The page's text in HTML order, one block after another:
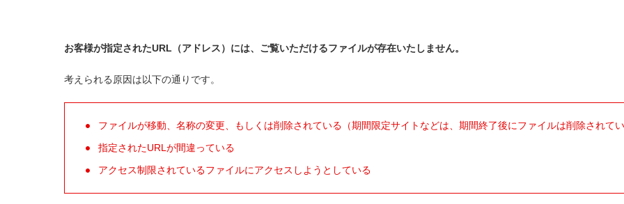
お客様が指定されたURL（アドレス）には、ご覧いただけるファイルが存在いたしません。
考えられる原因は以下の通りです。
ファイルが移動、名称の変更、もしくは削除されている（期間限定サイトなどは、期間終了後にファイルは削除されて
指定されたURLが間違っている
アクセス制限されているファイルにアクセスしようとしている